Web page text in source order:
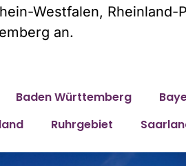
Westfalen, Rheinland-
an.
Baden Württemberg
Ruhrgebiet